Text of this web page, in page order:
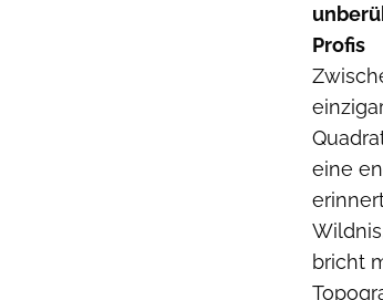
Profis
eine
bricht